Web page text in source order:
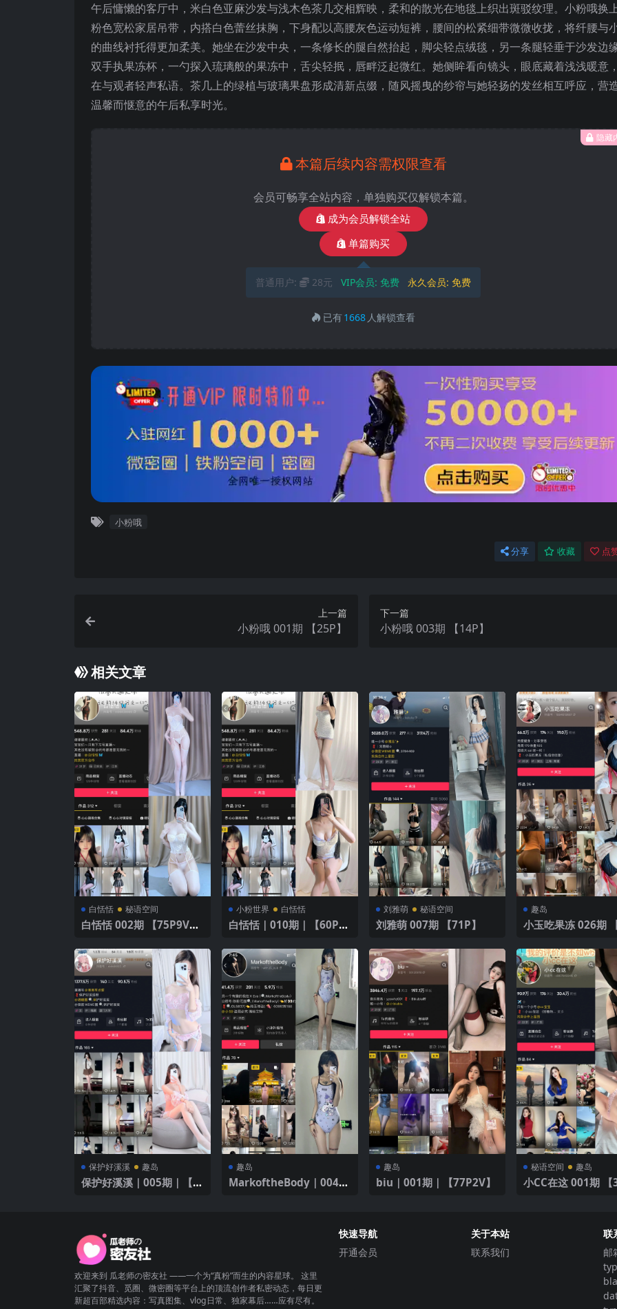
午后慵懒的客厅中，米白色亚麻沙发与浅木色茶几交相辉映，柔和的散光在地毯上织出斑驳纹理。小粉哦换
粉色宽松家居吊带，内搭白色蕾丝抹胸，下身配以高腰灰色运动短裤，腰间的松紧细带微微收拢，将纤腰与
的曲线衬托得更加柔美。她坐在沙发中央，一条修长的腿自然抬起，脚尖轻点绒毯，另一条腿轻垂于沙发边
双手执果冻杯，一勺探入琉璃般的果冻中，舌尖轻抿，唇畔泛起微红。她侧眸看向镜头，眼底藏着浅浅暖意
在与观者轻声私语。茶几上的绿植与玻璃果盘形成清新点缀，随风摇曳的纱帘与她轻扬的发丝相互呼应，营
温馨而惬意的午后私享时光。
隐藏
本篇后续内容需权限查看
会员可畅享全站内容，单独购买仅解锁本篇。
成为会员解锁全站
单篇购买
普通用户: 28元 VIP会员: 免费 永久会员:免费
已有1668 人解锁查看
小粉哦
分享 收藏 点
上一篇
小粉哦 001期 【25P】
下一篇
小粉哦 003期 【14P】
相关文章
白恬恬 秘语空间
白恬恬 002期 【75P9V】
小粉世界 白恬恬
白恬恬｜010期｜【60P24
刘雅萌 秘语空间
刘雅萌 007期 【71P】
趣岛
小玉吃果冻 026期 【41
保护好溪溪 趣岛
保护好溪溪｜005期｜【3
趣岛
MarkoftheBody｜004期
趣岛
biu｜001期｜【77P2V】
秘语空间 趣岛
小CC在这 001期 【
欢迎来到 瓜老师の密友社 ——一个为“真粉”而生的内容星球。 这里
汇聚了抖音、觅圈、微密圈等平台上的顶流创作者私密动态，每日更
新超百部精选内容：写真图集、vlog日常、独家幕后……应有尽有。
快速导航
开通会员
关于本站
联系我们
联
邮